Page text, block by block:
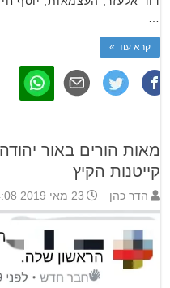
…
קרא עוד »
מאות הורים באור
קייטנות הקיץ
הדר כהן 23 מאי 2019 14:08